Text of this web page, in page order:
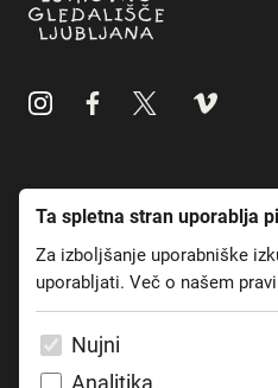
Ta spletna stran uporablja
Za izboljšanje uporabniške
uporabljati. Več o našem
Nujni
Analitika
Predstave
Predstave za otroke
Predstave 15+
Premiere
BiTeater